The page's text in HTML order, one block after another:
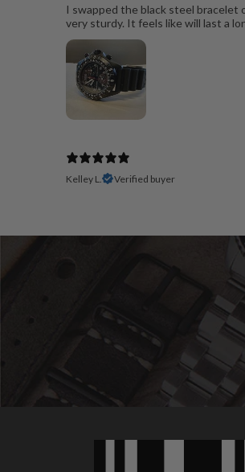
I swapped the black steel bracelet
very sturdy. It feels like will last a
Kelley L. Verified buyer